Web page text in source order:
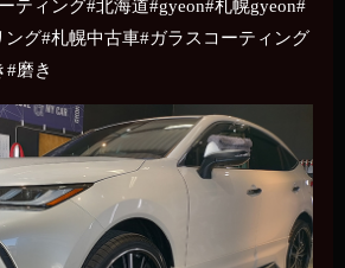
ティング#北海道#gyeon#札幌gyeon#
グ#札幌中古車#ガラスコーティング
#磨き